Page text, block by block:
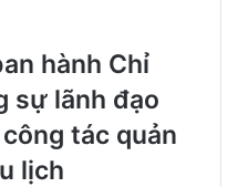
hành Chỉ
sự lãnh đạo
tác quản
lịch